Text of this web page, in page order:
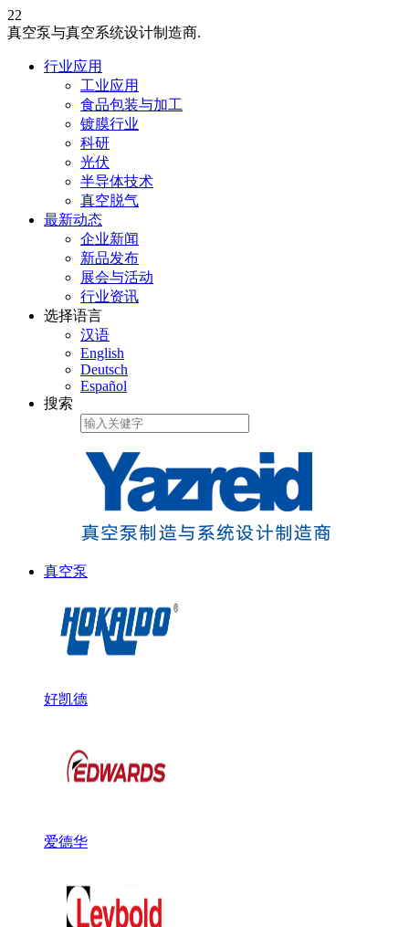
22
真空泵与真空系统设计制造商.
行业应用
工业应用
食品包装与加工
镀膜行业
科研
光伏
半导体技术
真空脱气
最新动态
企业新闻
新品发布
展会与活动
行业资讯
选择语言
汉语
English
Deutsch
Español
搜索
真空泵
好凯德
爱德华